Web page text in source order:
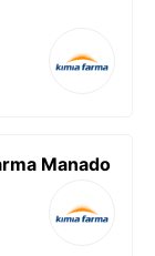
Manado